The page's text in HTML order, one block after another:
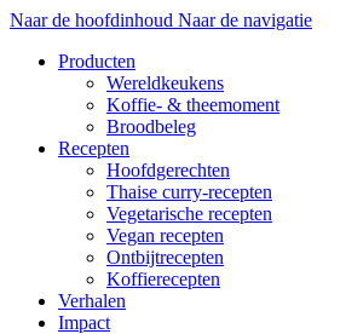
Naar de hoofdinhoud Naar de navigatie
Producten
Wereldkeukens
Koffie- & theemoment
Broodbeleg
Recepten
Hoofdgerechten
Thaise curry-recepten
Vegetarische recepten
Vegan recepten
Ontbijtrecepten
Koffierecepten
Verhalen
Impact